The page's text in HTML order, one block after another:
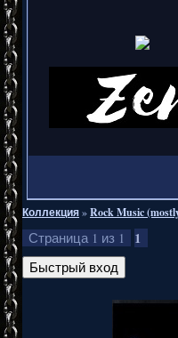
Коллекция»Rock Music
Страница 1 из 1 1